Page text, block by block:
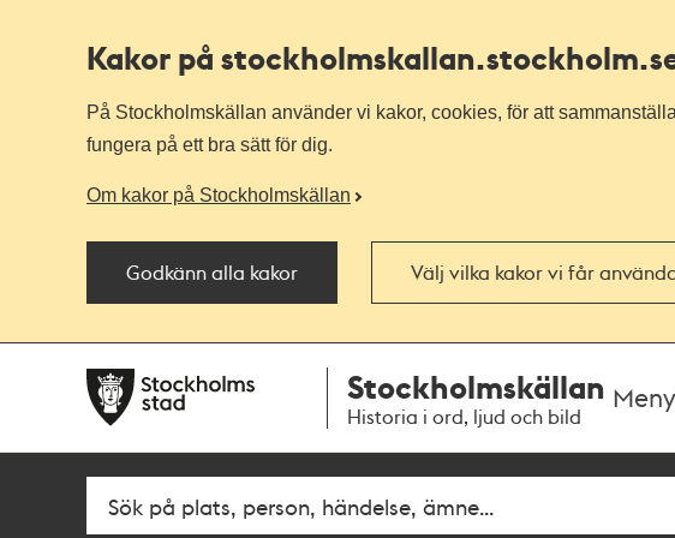
Kakor på stockholmskallan
På Stockholmskällan använder vi kakor, cookies, för att
fungera på ett bra sätt för dig.
Om kakor på Stockholmskällan
Godkänn alla kakor Välj vilka kakor vi får
navigationen
huvudinnehållet
Stockholmskällan
Historia i ord, ljud och bild
Meny
Fritextsök